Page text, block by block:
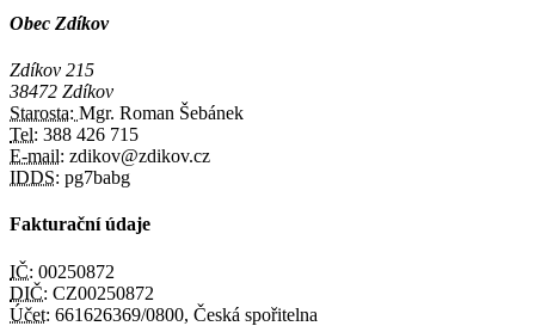
Obec Zdíkov
Zdíkov 215
38472 Zdíkov
Starosta: Mgr. Roman Šebánek
Tel: 388 426 715
E-mail: zdikov@zdikov.cz
IDDS: pg7babg
Fakturační údaje
IČ: 00250872
DIČ: CZ00250872
Účet: 661626369/0800, Česká spořitelna